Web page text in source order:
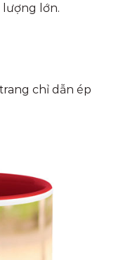
lượng lớn.
chỉ dẫn ép